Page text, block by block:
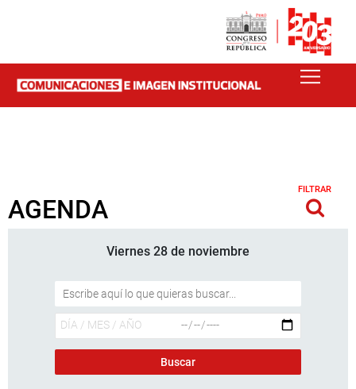
AGENDA
FILTRAR
Viernes 28 de noviembre